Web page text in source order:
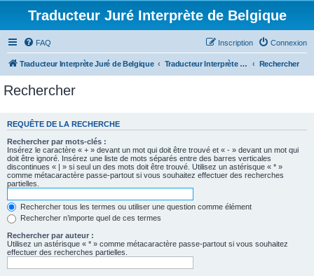
Traducteur Juré Interprète de Belgique
FAQ Connexion
Inscription
Traducteur Interprète Juré de Belgique Traducteur Interprète Juré de Belgique Rechercher
Rechercher
REQUÊTE DE LA RECHERCHE
Rechercher par mots-clés :
Insérez le caractère « + » devant un mot qui doit être trouvé et « - » devant un mot qui
doit être ignoré. Insérez une liste de mots séparés entre des barres verticales
discontinues « | » si seul un des mots doit être trouvé. Utilisez un astérisque « * »
comme métacaractère passe-partout si vous souhaitez effectuer des recherches
partielles.
Rechercher tous les termes ou utiliser une question comme élément
Rechercher n’importe quel de ces termes
Rechercher par auteur :
Utilisez un astérisque « * » comme métacaractère passe-partout si vous souhaitez
effectuer des recherches partielles.